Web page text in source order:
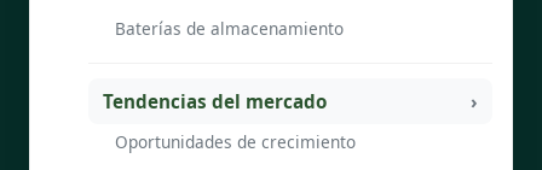
Baterías de almacenamiento
Tendencias del mercado
Oportunidades de crecimiento